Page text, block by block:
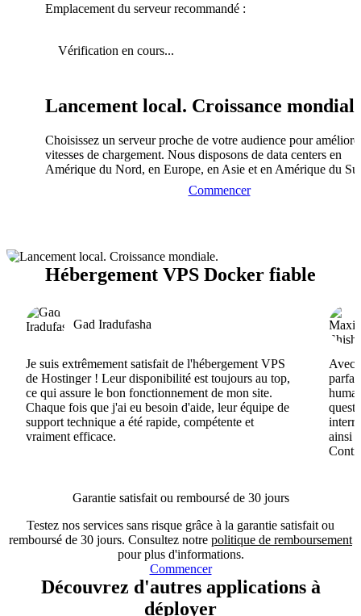
Emplacement du serveur recommandé :
Vérification en cours...
Lancement local. Croissance
Choisissez un serveur proche de votre audience pour
vitesses de chargement. Nous disposons de data centers en
Amérique du Nord, en Europe, en Asie et en Amérique du
Commencer
Hébergement VPS Docker fiable
Gad Iradufasha
Je suis extrêmement satisfait de l'hébergement VPS
de Hostinger ! Leur disponibilité est toujours au top,
ce qui assure le bon fonctionnement de mon site.
Chaque fois que j'ai eu besoin d'aide, leur équipe de
support technique a été rapide, compétente et
vraiment efficace.
Avec
ainsi
Garantie satisfait ou remboursé de 30 jours
Testez nos services sans risque grâce à la garantie satisfait ou
remboursé de 30 jours. Consultez notre politique de remboursement
pour plus d'informations.
Commencer
Découvrez d'autres applications à
déployer